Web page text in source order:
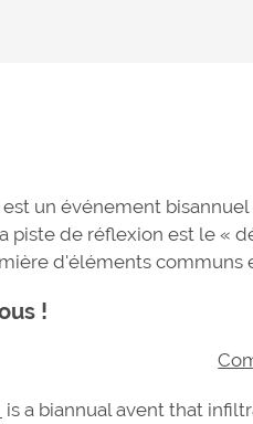
un événement
piste de réflexion est le «
d'éléments communs
!
is a biannual avent that